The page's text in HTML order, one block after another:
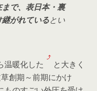
で、表日本・裏
がれているとい
温暖化した
と大きく
創期～前期にかけ